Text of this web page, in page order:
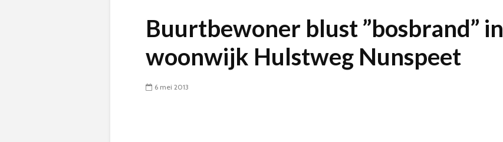
Buurtbewoner blust ”bosbrand” in
woonwijk Hulstweg Nunspeet
6 mei 2013